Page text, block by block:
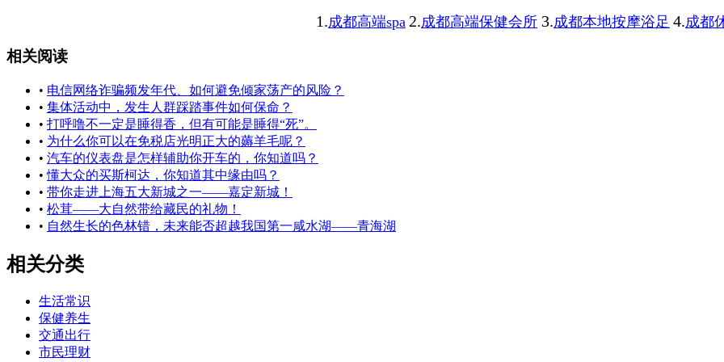
1.成都高端spa 2.成都高端保健会所 3.成都本地按摩浴足 4.成都
相关阅读
• 电信网络诈骗频发年代、如何避免倾家荡产的风险？
• 集体活动中，发生人群踩踏事件如何保命？
• 打呼噜不一定是睡得香，但有可能是睡得“死”。
• 为什么你可以在免税店光明正大的薅羊毛呢？
• 汽车的仪表盘是怎样辅助你开车的，你知道吗？
•懂大众的买斯柯达，你知道其中缘由吗？
• 带你走进上海五大新城之一——嘉定新城！
• 松茸——大自然带给藏民的礼物！
• 自然生长的色林错，未来能否超越我国第一咸水湖——青海湖
相关分类
生活常识
保健养生
交通出行
市民理财